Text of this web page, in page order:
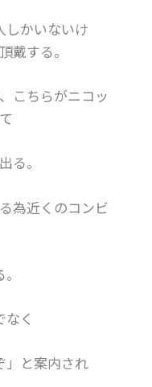
しかいないけ
戴する。
こちらがニコッ
る。
為近くのコンビ
く
」と案内され